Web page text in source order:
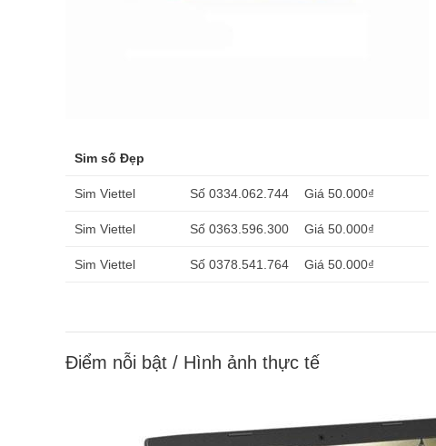
Sim số Đẹp
Sim Viettel Số 0334.062.744 Giá 50.000₫
Sim Viettel Số 0363.596.300 Giá 50.000₫
Sim Viettel Số 0378.541.764 Giá 50.000₫
Điểm nỗi bật / Hình ảnh thực tế